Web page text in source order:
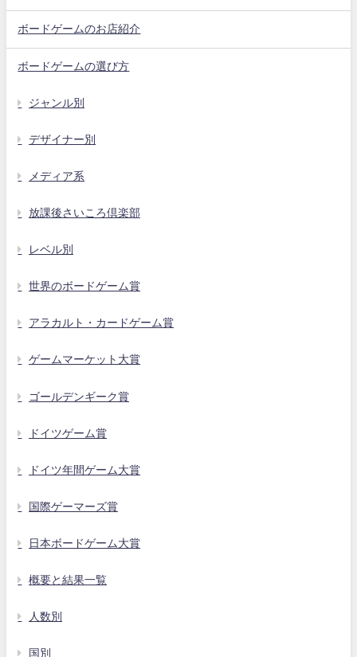
ボードゲームのお店紹介
ボードゲームの選び方
ジャンル別
デザイナー別
メディア系
放課後さいころ倶楽部
レベル別
世界のボードゲーム賞
アラカルト・カードゲーム賞
ゲームマーケット大賞
ゴールデンギーク賞
ドイツゲーム賞
ドイツ年間ゲーム大賞
国際ゲーマーズ賞
日本ボードゲーム大賞
概要と結果一覧
人数別
国別